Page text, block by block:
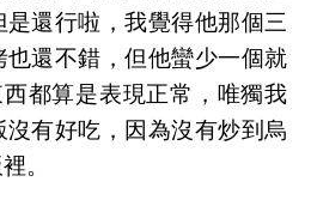
還行啦，我覺得他那個三
還不錯，但他蠻少一個就
都算是表現正常，唯獨我
有好吃，因為沒有炒到烏
。